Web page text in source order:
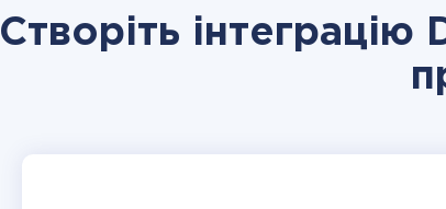
Створіть інтеграцію